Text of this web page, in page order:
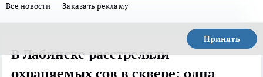
Все новости Заказать рекламу
Принять
В Лабинске расстреляли